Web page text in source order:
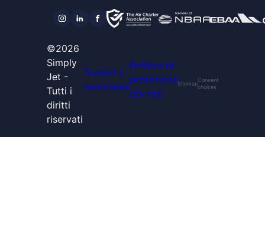
©2026
Simply
Jet -
Tutti i
diritti
riservati
Termini e
condizioni
Politica di
protezione
dei dati
Sitemap
Consent
choices